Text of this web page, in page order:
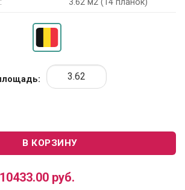
Виниловая плитка Moduleo Roots 0.55
В КОРЗИНУ
10433.00 руб.